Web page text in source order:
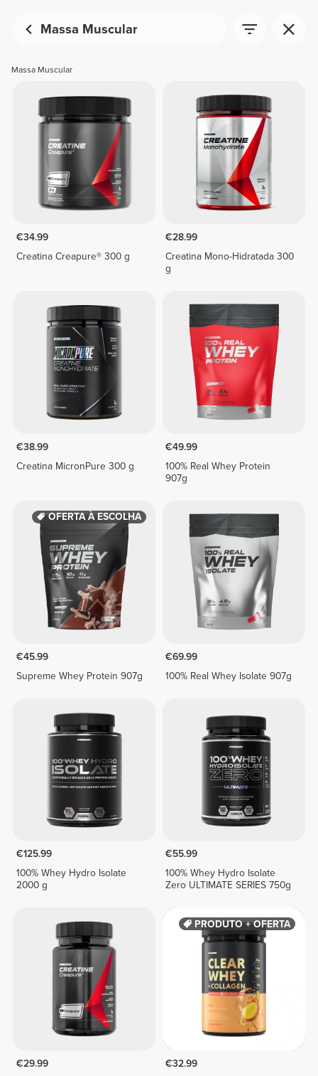
Massa Muscular
Massa Muscular
€34.99
Creatina Creapure® 300 g
€28.99
Creatina Mono-Hidratada 300
g
€38.99
Creatina MicronPure 300 g
€49.99
100% Real Whey Protein
907g
OFERTA À ESCOLHA
€45.99
Supreme Whey Protein 907g
€69.99
100% Real Whey Isolate 907g
€125.99
100% Whey Hydro Isolate
2000 g
€55.99
100% Whey Hydro Isolate
Zero ULTIMATE SERIES 750g
€29.99
PRODUTO + OFERTA
€32.99